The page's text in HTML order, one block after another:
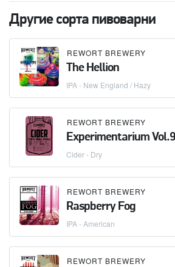
Другие сорта пивоварни
REWORT BREWERY
The Hellion
IPA - New England / Hazy
REWORT BREWERY
Experimentarium
Cider - Dry
REWORT BREWERY
Raspberry Fog
IPA - American
REWORT BREWERY